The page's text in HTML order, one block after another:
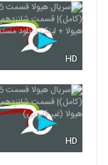
HD
HD